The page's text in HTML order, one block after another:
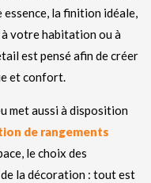
la finition idéale,
à votre habitation ou à
est pensé afin de créer
et confort.
met aussi à disposition
de rangements
le choix des
la décoration : tout est